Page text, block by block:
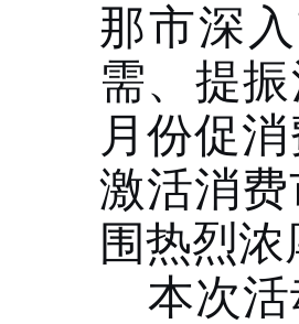
那市深
需、提
月份促
激活消
围热烈
本次